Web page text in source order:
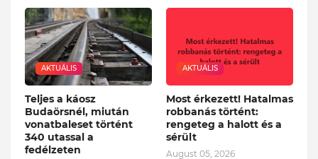
AKTUÁLIS
Teljes a káosz
Budaörsnél, miután
vonatbaleset történt
340 utassal a
fedélzeten
AKTUÁLIS
Most érkezett! Hatalmas
robbanás történt:
rengeteg a halott és a
sérült
August 05, 2026